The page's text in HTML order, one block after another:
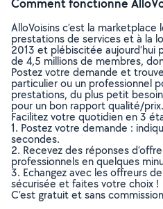
AlloVoisins c’est la
prestations de services et à la
2013 et plébiscitée aujourd’hui
de 4,5 millions de membres,
Postez votre demande et
particulier ou un professionnel
prestations, du plus petit
pour un bon rapport qualité/prix.
Facilitez votre quotidien en 3
1. Postez votre demande :
secondes.
2. Recevez des réponses
professionnels en quelques
3. Echangez avec les offreurs
sécurisée et faites votre choix !
C’est gratuit et sans